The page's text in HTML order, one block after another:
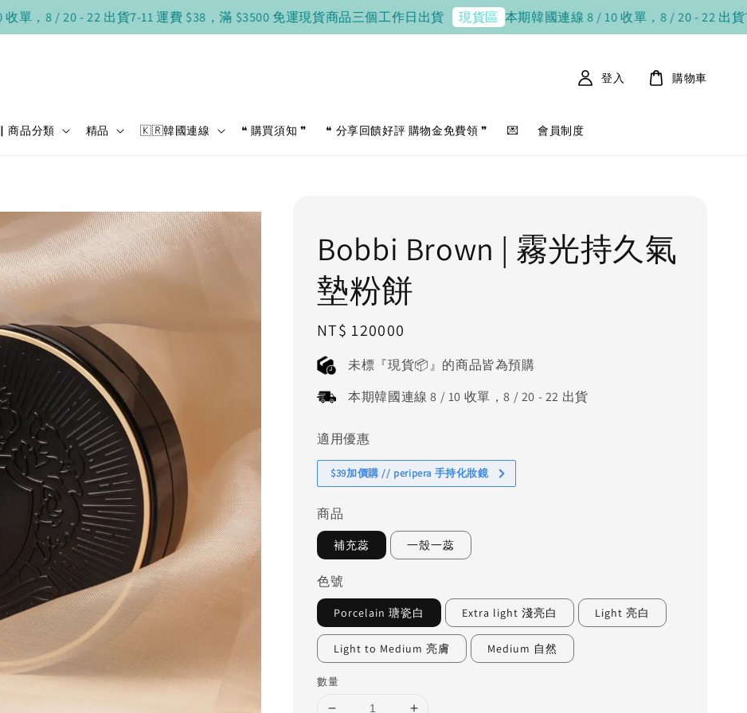
/ 20 - 22 出貨7-11 運費 $38，滿 $3500 免運現貨商品三個工作日出貨 現貨區 本期韓國連線 8 / 10 收單，8 / 20 - 22 出貨7-11
▏商品分類 精品 🇰🇷韓國連線 ❝ 購買須知 ❞ ❝ 分享回饋好評 購物金免費領 ❞ 💌 會員制度
登入 購物車
Bobbi Brown | 霧光持久氣
墊粉餅
Regular
price
NT$ 120000
未標『現貨📦』的商品皆為預購
本期韓國連線 8 / 10 收單，8 / 20 - 22 出貨
適用優惠
$39加價購 // peripera 手持化妝鏡
商品
補充蕊 一殼一蕊
色號
Porcelain 瑭瓷白 Extra light 淺亮白 Light 亮白
Light to Medium 亮膚 Medium 自然
數量